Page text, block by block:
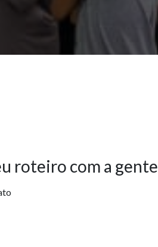
roteiro com a gente